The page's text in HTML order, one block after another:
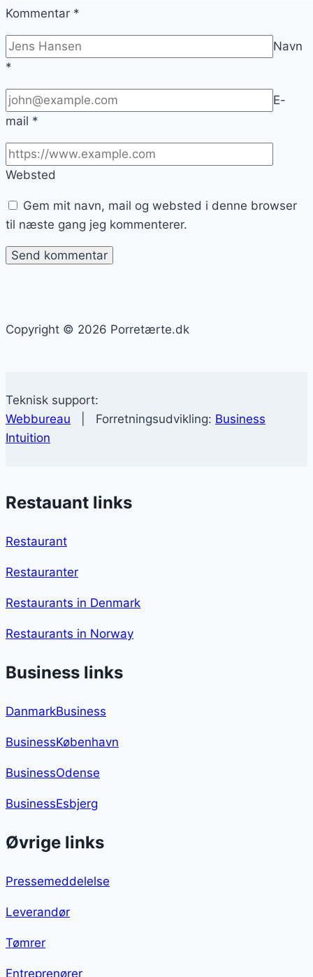
Kommentar *
Navn
*
E-
mail *
Websted
Gem mit navn, mail og websted i denne browser
til næste gang jeg kommenterer.
Copyright © 2026 Porretærte.dk
Teknisk support:
Webbureau | Forretningsudvikling: Business
Intuition
Restauant links
Restaurant
Restauranter
Restaurants in Denmark
Restaurants in Norway
Business links
DanmarkBusiness
BusinessKøbenhavn
BusinessOdense
BusinessEsbjerg
Øvrige links
Pressemeddelelse
Leverandør
Tømrer
Entreprenører